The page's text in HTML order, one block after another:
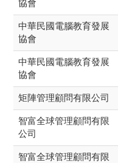
協會
中華民國電腦教育發展
協會
中華民國電腦教育發展
協會
矩陣管理顧問有限公司
智富全球管理顧問有限
公司
智富全球管理顧問有限